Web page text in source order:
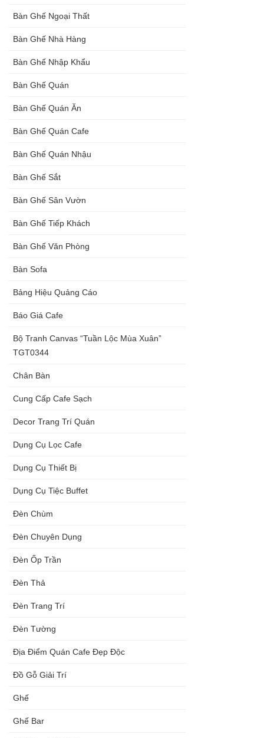
Bàn Ghế Ngoại Thất
Bàn Ghế Nhà Hàng
Bàn Ghế Nhập Khẩu
Bàn Ghế Quán
Bàn Ghế Quán Ăn
Bàn Ghế Quán Cafe
Bàn Ghế Quán Nhậu
Bàn Ghế Sắt
Bàn Ghế Sân Vườn
Bàn Ghế Tiếp Khách
Bàn Ghế Văn Phòng
Bàn Sofa
Bảng Hiệu Quảng Cáo
Báo Giá Cafe
Bộ Tranh Canvas “Tuần Lộc Mùa Xuân”
TGT0344
Chân Bàn
Cung Cấp Cafe Sạch
Decor Trang Trí Quán
Dụng Cụ Lọc Cafe
Dụng Cụ Thiết Bị
Dụng Cụ Tiệc Buffet
Đèn Chùm
Đèn Chuyên Dụng
Đèn Ốp Trần
Đèn Thả
Đèn Trang Trí
Đèn Tường
Địa Điểm Quán Cafe Đẹp Độc
Đồ Gỗ Giải Trí
Ghế
Ghế Bar